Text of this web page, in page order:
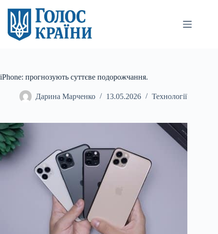
вмісту
iPhone: прогнозують суттєве подорожчання.
Дарина Марченко 13.05.2026 Технології